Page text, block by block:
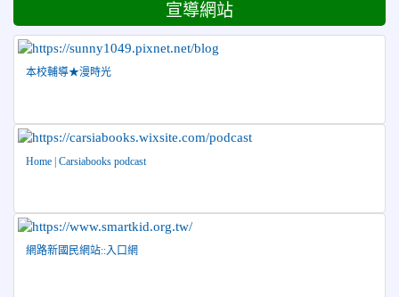
跆拳道品勢錦標賽 榮獲佳績！
2026-06-30 檢送「花蓮縣115學年度推動國民中學充實校安
人力聯合甄選簡章」1份，敬請協助公告周知，請查照。
2026-06-29
2026-06-16
榮譽
賀 本校跆拳道隊參加115年第三十三屆全
國少年跆拳道錦標賽 榮獲佳績！
2026-06-09
榮譽
賀 本校籃球隊參加 2026花蓮縣第46屆假
日盃籃球賽 榮獲季軍！
宣導網站
本校輔導★漫時光
Home | Carsiabooks podcast
網路新國民網站::入口網